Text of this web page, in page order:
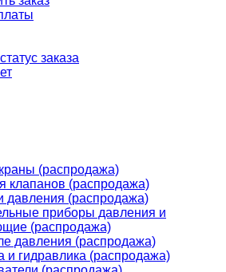
заказа
(распродажа)
клапанов (распродажа)
давления (распродажа)
приборы давления и
(распродажа)
давления (распродажа)
и гидравлика (распродажа)